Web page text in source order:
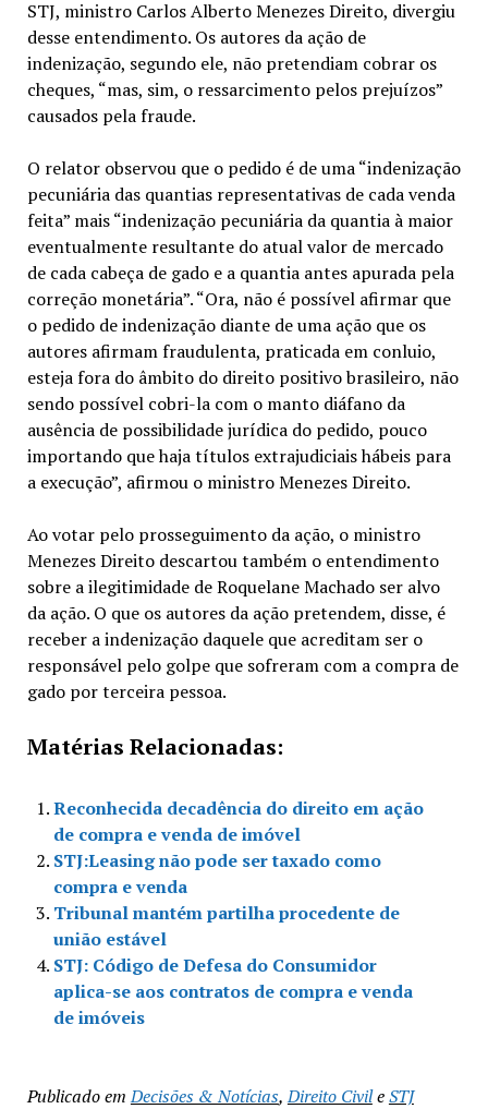
STJ, ministro Carlos Alberto Menezes Direito, divergiu
desse entendimento. Os autores da ação de
indenização, segundo ele, não pretendiam cobrar os
cheques, “mas, sim, o ressarcimento pelos prejuízos”
causados pela fraude.
O relator observou que o pedido é de uma “indenização
pecuniária das quantias representativas de cada venda
feita” mais “indenização pecuniária da quantia à maior
eventualmente resultante do atual valor de mercado
de cada cabeça de gado e a quantia antes apurada pela
correção monetária”. “Ora, não é possível afirmar que
o pedido de indenização diante de uma ação que os
autores afirmam fraudulenta, praticada em conluio,
esteja fora do âmbito do direito positivo brasileiro, não
sendo possível cobri-la com o manto diáfano da
ausência de possibilidade jurídica do pedido, pouco
importando que haja títulos extrajudiciais hábeis para
a execução”, afirmou o ministro Menezes Direito.
Ao votar pelo prosseguimento da ação, o ministro
Menezes Direito descartou também o entendimento
sobre a ilegitimidade de Roquelane Machado ser alvo
da ação. O que os autores da ação pretendem, disse, é
receber a indenização daquele que acreditam ser o
responsável pelo golpe que sofreram com a compra de
gado por terceira pessoa.
Matérias Relacionadas:
Reconhecida decadência do direito em ação
de compra e venda de imóvel
STJ:Leasing não pode ser taxado como
compra e venda
Tribunal mantém partilha procedente de
união estável
STJ: Código de Defesa do Consumidor
aplica-se aos contratos de compra e venda
de imóveis
Publicado em Decisões & Notícias,Direito CivileSTJ